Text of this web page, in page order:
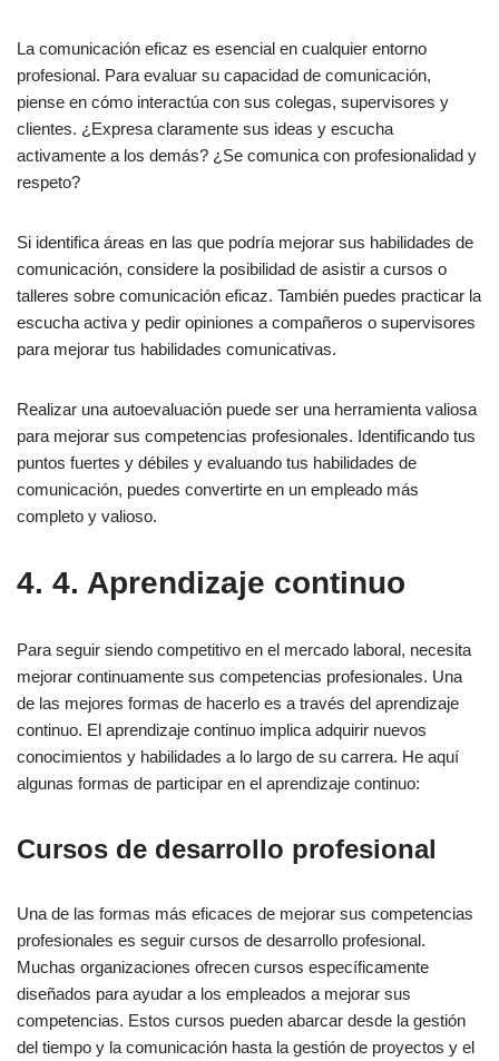
La comunicación eficaz es esencial en cualquier entorno
profesional. Para evaluar su capacidad de comunicación,
piense en cómo interactúa con sus colegas, supervisores y
clientes. ¿Expresa claramente sus ideas y escucha
activamente a los demás? ¿Se comunica con profesionalidad y
respeto?
Si identifica áreas en las que podría mejorar sus habilidades de
comunicación, considere la posibilidad de asistir a cursos o
talleres sobre comunicación eficaz. También puedes practicar la
escucha activa y pedir opiniones a compañeros o supervisores
para mejorar tus habilidades comunicativas.
Realizar una autoevaluación puede ser una herramienta valiosa
para mejorar sus competencias profesionales. Identificando tus
puntos fuertes y débiles y evaluando tus habilidades de
comunicación, puedes convertirte en un empleado más
completo y valioso.
4. 4. Aprendizaje continuo
Para seguir siendo competitivo en el mercado laboral, necesita
mejorar continuamente sus competencias profesionales. Una
de las mejores formas de hacerlo es a través del aprendizaje
continuo. El aprendizaje continuo implica adquirir nuevos
conocimientos y habilidades a lo largo de su carrera. He aquí
algunas formas de participar en el aprendizaje continuo:
Cursos de desarrollo profesional
Una de las formas más eficaces de mejorar sus competencias
profesionales es seguir cursos de desarrollo profesional.
Muchas organizaciones ofrecen cursos específicamente
diseñados para ayudar a los empleados a mejorar sus
competencias. Estos cursos pueden abarcar desde la gestión
del tiempo y la comunicación hasta la gestión de proyectos y el